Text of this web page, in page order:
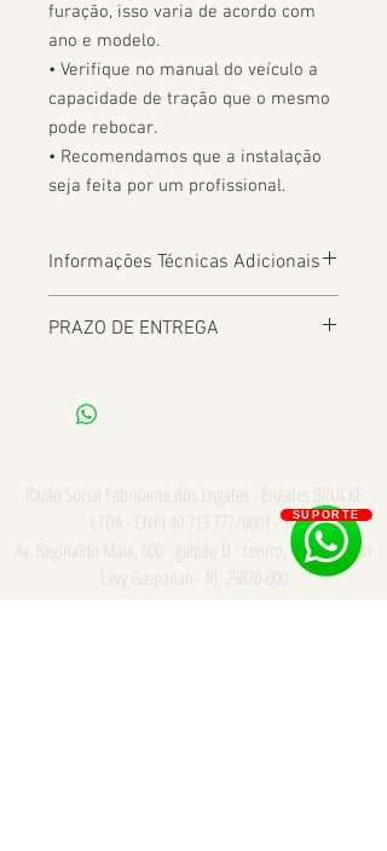
furação, isso varia de acordo com
ano e modelo.
• Verifique no manual do veículo a
capacidade de tração que o mesmo
pode rebocar.
• Recomendamos que a instalação
seja feita por um profissional.
Informações Técnicas Adicionais
PRAZO DE ENTREGA
Localização
Razão Social Fabricante dos Engates - Engates BRUCKE
LTDA - CNPJ
/0001 - 18
Av. Reginaldo Maia, 600 - galpão D - centro, Comendador
Levy Gasparian - RJ,
Vendedor Autorizado BRUCKE
SUPORTE